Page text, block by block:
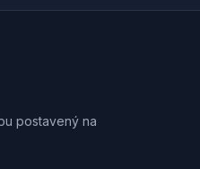
postavený na